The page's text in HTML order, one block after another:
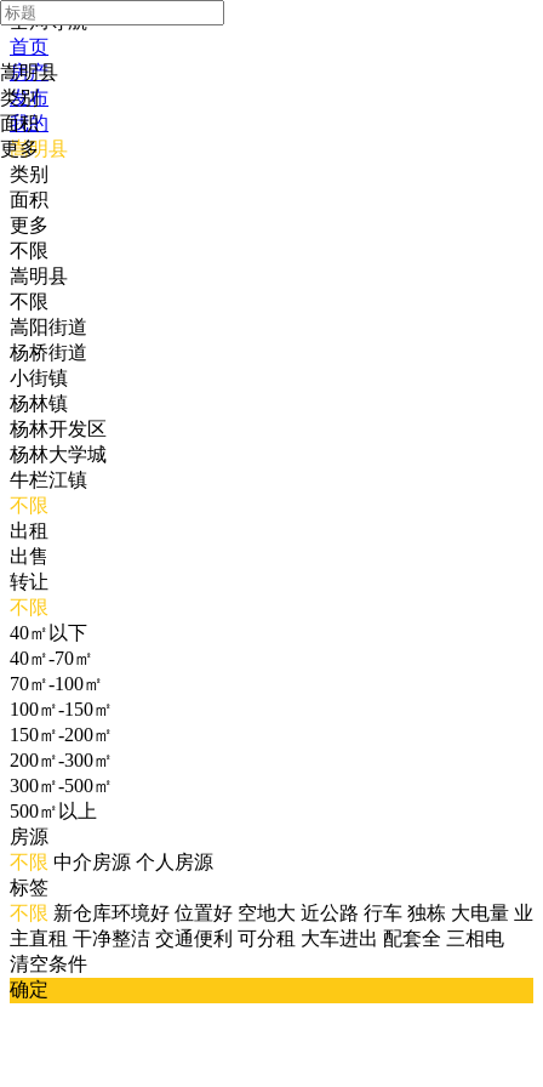
全局导航
首页
房产
发布
我的
嵩明县
类别
面积
更多
嵩明县
类别
面积
更多
不限
嵩明县
不限
嵩阳街道
杨桥街道
小街镇
杨林镇
杨林开发区
杨林大学城
牛栏江镇
不限
出租
出售
转让
不限
40㎡以下
40㎡-70㎡
70㎡-100㎡
100㎡-150㎡
150㎡-200㎡
200㎡-300㎡
300㎡-500㎡
500㎡以上
房源
不限 中介房源 个人房源
标签
不限 新仓库环境好 位置好 空地大 近公路 行车 独栋 大电量 业
主直租 干净整洁 交通便利 可分租 大车进出 配套全 三相电
清空条件
确定